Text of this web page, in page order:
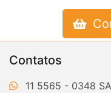
Contatos
11 5565 - 0348